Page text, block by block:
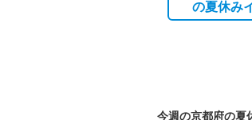
の夏休み
今週の京都府の夏